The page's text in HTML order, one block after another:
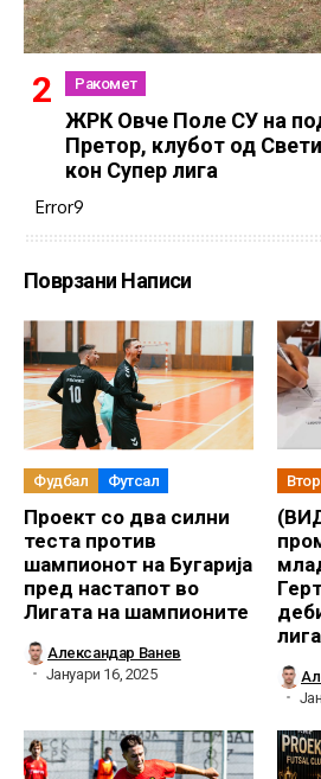
Ракомет
ЖРК Овче Поле СУ на
Претор, клубот од
кон Супер лига
Error9
Поврзани Написи
Фудбал Футсал
Проект со два силни
теста против
шампионот на Бугарија
пред настапот во
Лигата на шампионите
Александар Ванев
Јануари 16, 2025
лига